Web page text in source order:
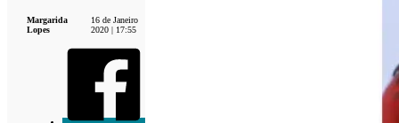
Margarida
Lopes
16 de Janeiro
2020 | 17:55